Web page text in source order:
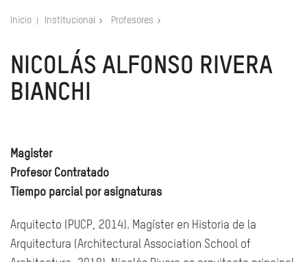
Inicio Institucional Profesores
NICOLÁS ALFONSO RIVERA
BIANCHI
Magister
Profesor Contratado
Tiempo parcial por asignaturas
Arquitecto (PUCP, 2014). Magíster en Historia de la
Arquitectura (Architectural Association School of